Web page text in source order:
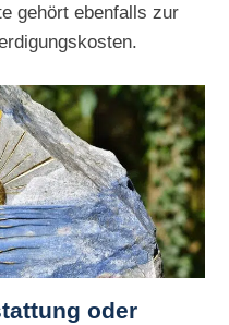
gehört ebenfalls zur
oder